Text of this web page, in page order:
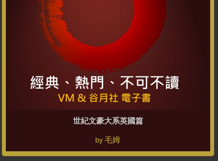
世紀文豪大系英國篇
by毛姆